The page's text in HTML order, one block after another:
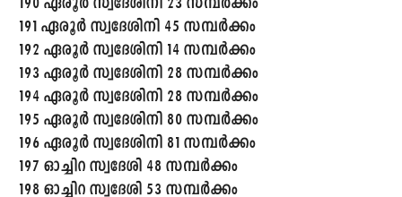
191 ഏരൂർ സ്വദേശിനി 45 സമ്പർക്കം
192 ഏരൂർ സ്വദേശിനി 14 സമ്പർക്കം
193 ഏരൂർ സ്വദേശിനി 28 സമ്പർക്കം
194 ഏരൂർ സ്വദേശിനി 28 സമ്പർക്കം
195 ഏരൂർ സ്വദേശിനി 80 സമ്പർക്കം
196 ഏരൂർ സ്വദേശിനി 81 സമ്പർക്കം
197 ഓച്ചിറ സ്വദേശി 48 സമ്പർക്കം
198 ഓച്ചിറ സ്വദേശി 53 സമ്പർക്കം